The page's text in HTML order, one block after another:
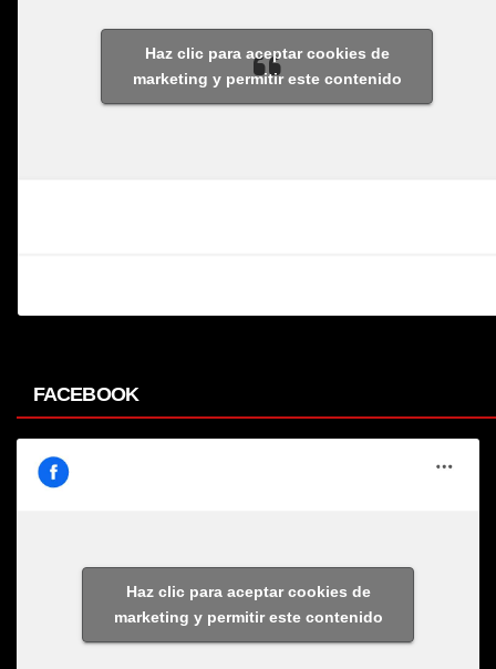
Haz clic para aceptar cookies de
marketing y permitir este contenido
FACEBOOK
Haz clic para aceptar cookies de
marketing y permitir este contenido